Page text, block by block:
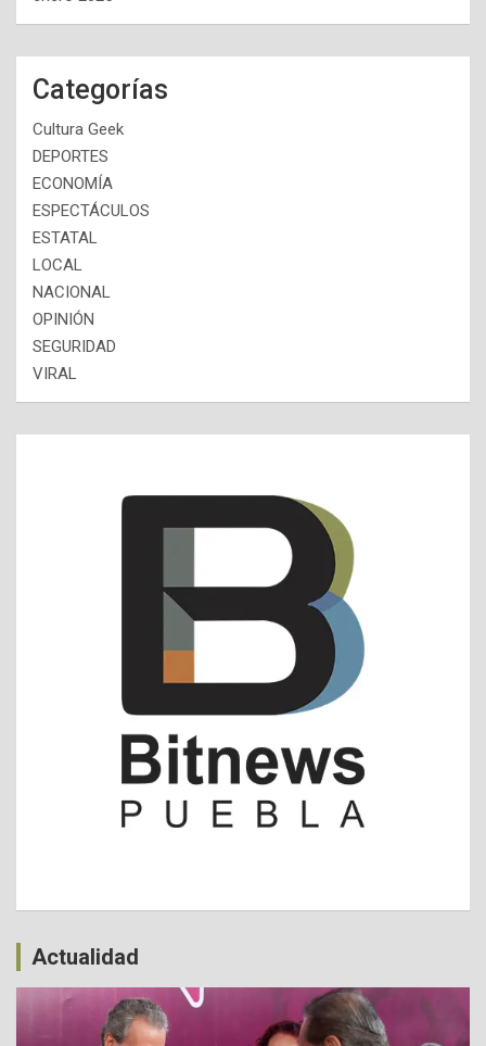
Categorías
Cultura Geek
DEPORTES
ECONOMÍA
ESPECTÁCULOS
ESTATAL
LOCAL
NACIONAL
OPINIÓN
SEGURIDAD
VIRAL
Actualidad